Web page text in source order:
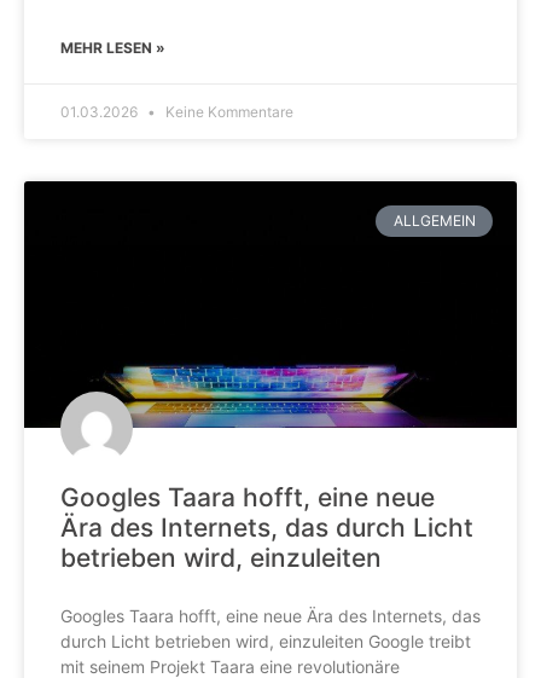
MEHR LESEN »
01.03.2026 Keine Kommentare
ALLGEMEIN
Googles Taara hofft, eine neue
Ära des Internets, das durch Licht
betrieben wird, einzuleiten
Googles Taara hofft, eine neue Ära des Internets, das
durch Licht betrieben wird, einzuleiten Google treibt
mit seinem Projekt Taara eine revolutionäre